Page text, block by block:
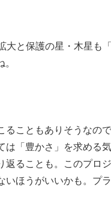
大と保護の星・木星も
ることもありそうなの
「豊かさ」を求める
返ることも。このプロ
いほうがいいかも。プ